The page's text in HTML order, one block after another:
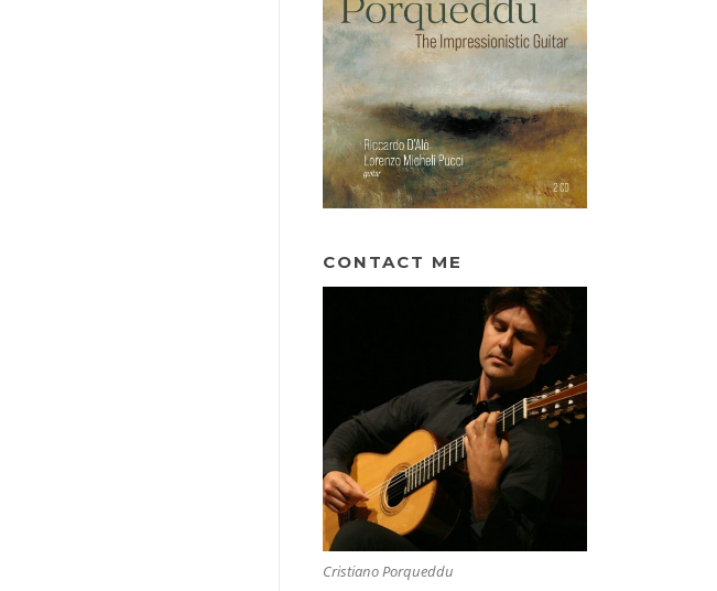
CONTACT ME
Cristiano Porqueddu